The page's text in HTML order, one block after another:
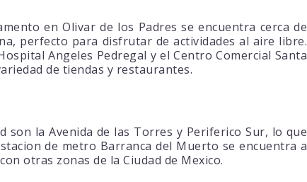
en Olivar de los Padres se encuentra cerca de
perfecto para disfrutar de actividades al aire libre.
Angeles Pedregal y el Centro Comercial Santa
de tiendas y restaurantes.
son la Avenida de las Torres y Periferico Sur, lo que
de metro Barranca del Muerto se encuentra a
otras zonas de la Ciudad de Mexico.